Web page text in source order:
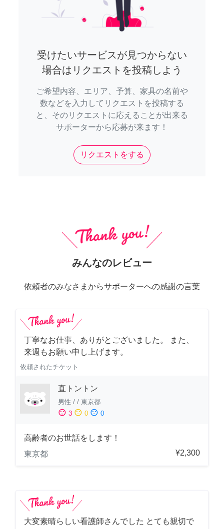
受けたいサービスが見つからない
場合はリクエストを投稿しよう
ご希望内容、エリア、予算、家具の名前や
数などを入力してリクエストを投稿する
と、そのリクエストに応えることが出来る
サポーターから応募が来ます！
リクエストをする
みんなのレビュー
依頼者のみなさまからサポーターへの感謝の言葉
丁寧なお仕事、ありがとございました。 また、
来週もお願い申し上げます。
依頼されたチケット
直トントン
男性 / / 東京都
sentiment_satisfied 3 sentiment_neutral 0 sentiment_dissatisfied 0
高齢者のお世話をします！
東京都
¥2,300
大変素晴らしい看護師さんでした とても親切で